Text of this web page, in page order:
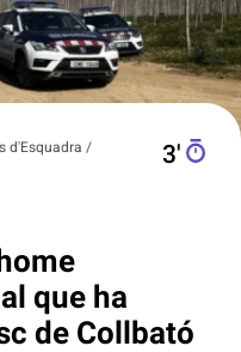
d'Esquadra /
3′
que ha
de Collbató